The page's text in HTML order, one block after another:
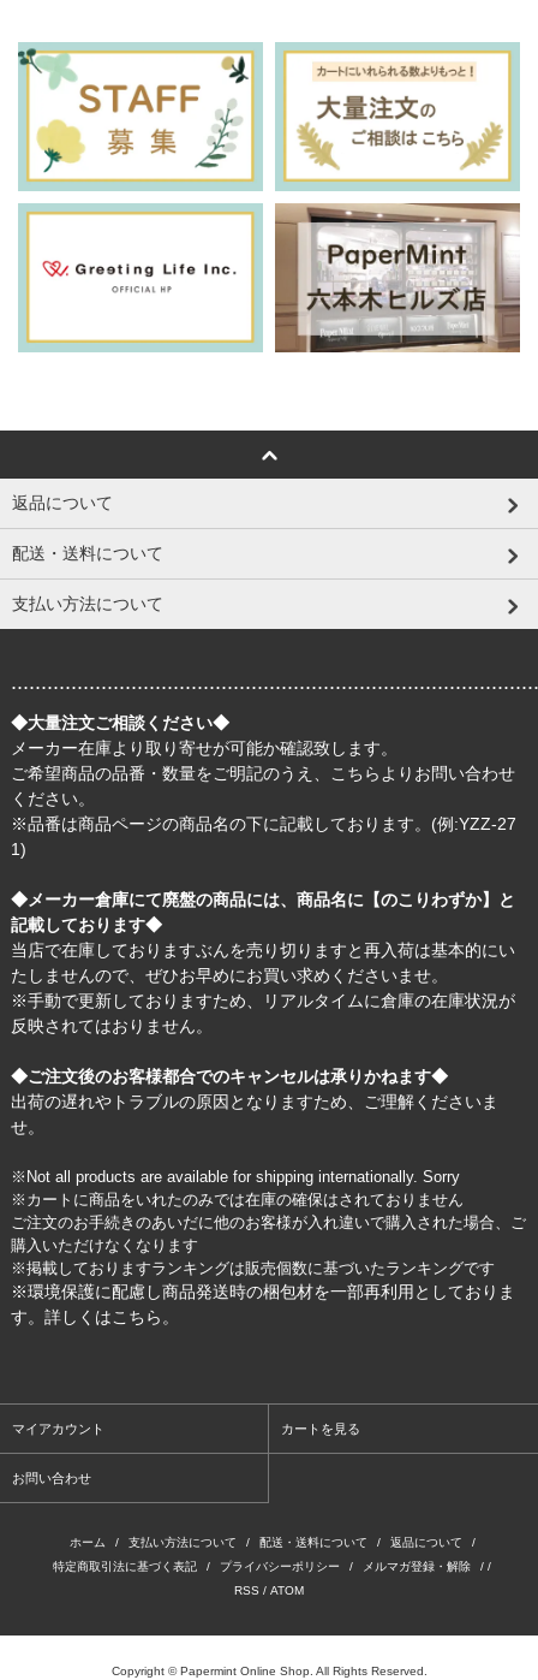
返品について
配送・送料について
支払い方法について
◆大量注文ご相談ください◆
メーカー在庫より取り寄せが可能か確認致します。
ご希望商品の品番・数量をご明記のうえ、 こちらよりお問い合わせ
ください。
※品番は商品ページの商品名の下に記載しております。(例:YZZ-27
1)
◆メーカー倉庫にて廃盤の商品には、商品名に【のこりわずか】と
記載しております◆
当店で在庫しておりますぶんを売り切りますと再入荷は基本的にい
たしませんので、ぜひお早めにお買い求めくださいませ。
※手動で更新しておりますため、リアルタイムに倉庫の在庫状況が
反映されてはおりません。
◆ご注文後のお客様都合でのキャンセルは承りかねます◆
出荷の遅れやトラブルの原因となりますため、ご理解くださいま
せ。
※Not all products are available for shipping internationally. Sorry
※カートに商品をいれたのみでは在庫の確保はされておりません
ご注文のお手続きのあいだに他のお客様が入れ違いで購入された場合、ご
購入いただけなくなります
※掲載しておりますランキングは販売個数に基づいたランキングです
※環境保護に配慮し商品発送時の梱包材を一部再利用としておりま
す。詳しくはこちら。
マイアカウント カートを見る
お問い合わせ
ホーム / 支払い方法について / 配送・送料について / 返品について
/
特定商取引法に基づく表記
/ プライバシーポリシー / メルマガ登録・解除
/ /
RSS / ATOM
Copyright © Papermint Online Shop. All Rights Reserved.